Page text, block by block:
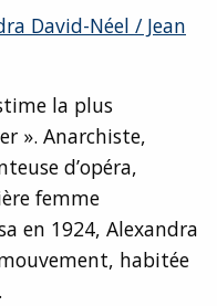
David-Néel / Jean
la plus
». Anarchiste,
d’opéra,
femme
en 1924, Alexandra
habitée